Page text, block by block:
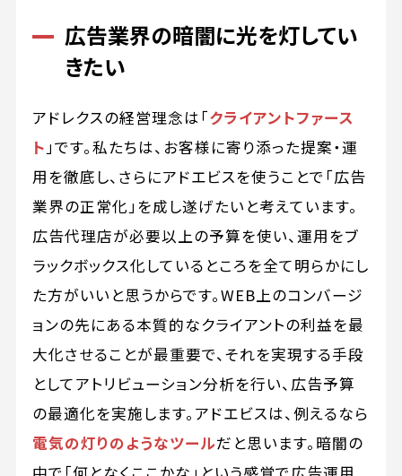
広告業界の暗闇に光を灯してい
きたい
アドレクスの経営理念は「クライアントファース
ト」です。私たちは、お客様に寄り添った提案・運
用を徹底し、さらにアドエビスを使うことで「広告
業界の正常化」を成し遂げたいと考えています。
広告代理店が必要以上の予算を使い、運用をブ
ラックボックス化しているところを全て明らかにし
た方がいいと思うからです。WEB上のコンバージ
ョンの先にある本質的なクライアントの利益を最
大化させることが最重要で、それを実現する手段
としてアトリビューション分析を行い、広告予算
の最適化を実施します。アドエビスは、例えるなら
電気の灯りのようなツールだと思います。暗闇の